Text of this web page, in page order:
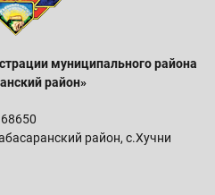
муниципального района
район»
район, с.Хучни